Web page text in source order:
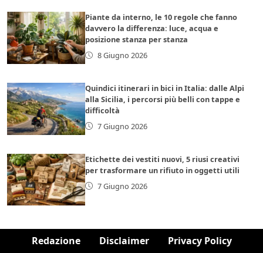
Piante da interno, le 10 regole che fanno
davvero la differenza: luce, acqua e
posizione stanza per stanza
8 Giugno 2026
Quindici itinerari in bici in Italia: dalle Alpi
alla Sicilia, i percorsi più belli con tappe e
difficoltà
7 Giugno 2026
Etichette dei vestiti nuovi, 5 riusi creativi
per trasformare un rifiuto in oggetti utili
7 Giugno 2026
Redazione Disclaimer Privacy Policy